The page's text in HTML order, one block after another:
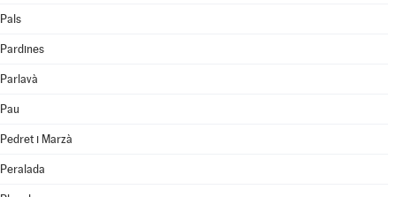
Pals
Pardines
Parlavà
Pau
Pedret i Marzà
Peralada